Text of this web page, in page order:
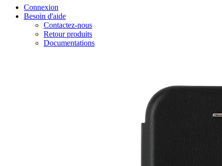
Connexion
Besoin d'aide
Contactez-nous
Retour produits
Documentations